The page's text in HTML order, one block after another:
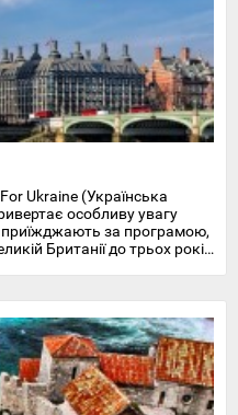
Ukraine (Українська
особливу увагу
приїжджають за програмою,
Британії до трьох років